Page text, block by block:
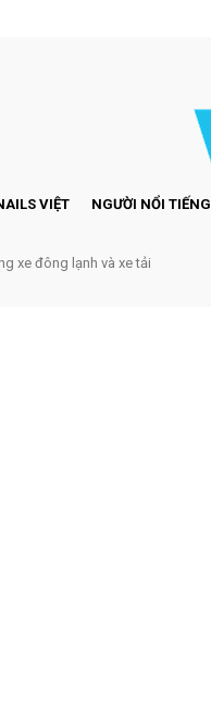
VIỆT NGƯỜI NỔI TIẾNG
xe đông lạnh và xe tải